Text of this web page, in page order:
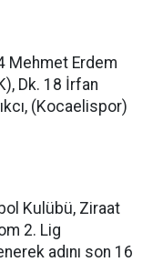
Mehmet Erdem
Dk. 18 İrfan
(Kocaelispor)
Kulübü, Ziraat
2. Lig
adını son 16